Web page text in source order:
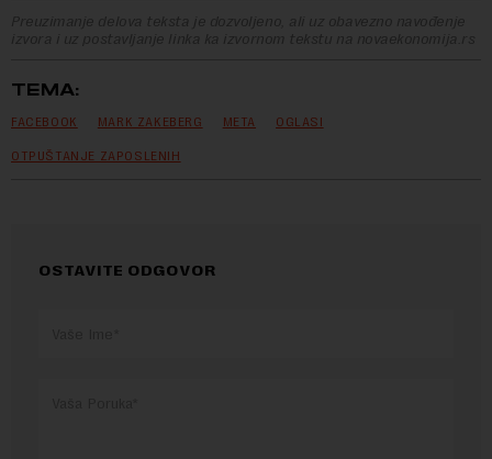
Preuzimanje delova teksta je dozvoljeno, ali uz obavezno navođenje
izvora i uz postavljanje linka ka izvornom tekstu na novaekonomija.rs
TEMA:
FACEBOOK MARK ZAKEBERG META OGLASI
OTPUŠTANJE ZAPOSLENIH
OSTAVITE ODGOVOR